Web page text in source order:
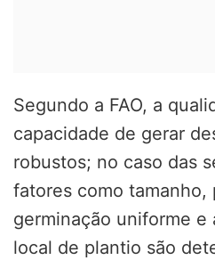
Segundo a FAO, a
capacidade de gerar
robustos; no caso das
fatores como tamanho,
germinação uniforme e
local de plantio são